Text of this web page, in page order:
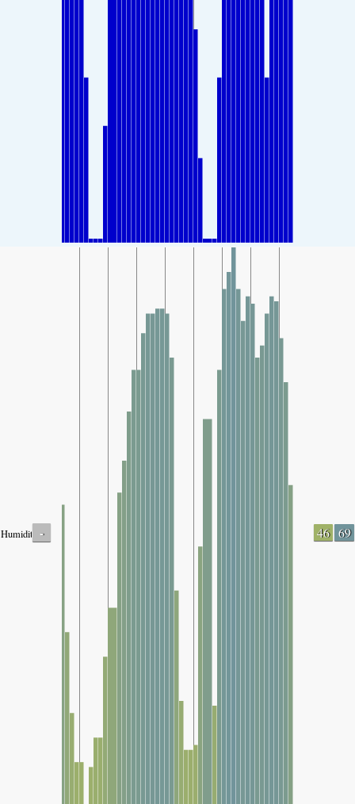
Humidity - 46 69